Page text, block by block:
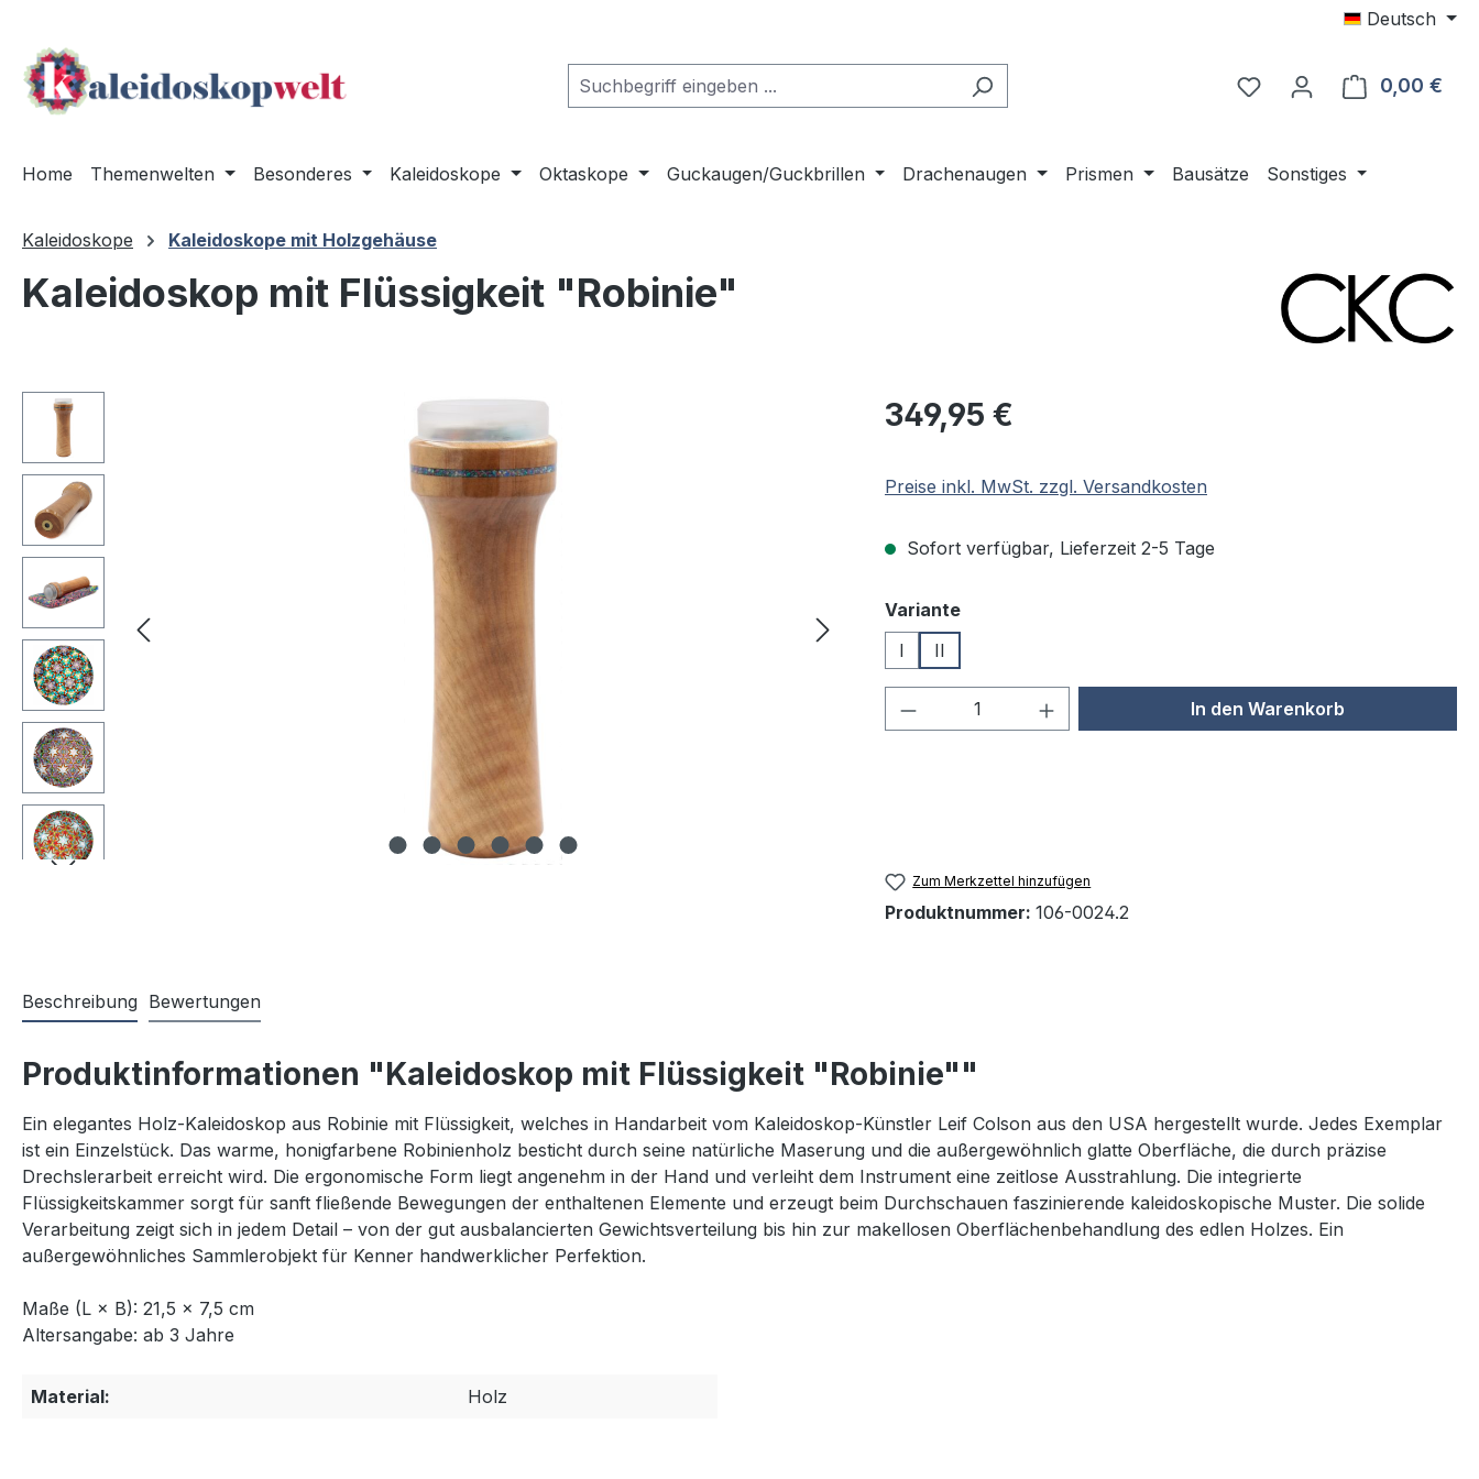
Deutsch
0,00 €
Home Themenwelten Besonderes Kaleidoskope Oktaskope Guckaugen/Guckbrillen Drachenaugen Prismen Bausätze Sonstiges
Kaleidoskope Kaleidoskope mit Holzgehäuse
Kaleidoskop mit Flüssigkeit "Robinie"
Bildergalerie überspringen Regulärer Preis:
349,95 €
Preise inkl. MwSt. zzgl. Versandkosten
Sofort verfügbar, Lieferzeit 2-5 Tage
Varianteauswählen
I
II
Produkt Anzahl: Gib den gewünschten Wert
In den Warenkorb
Zum Merkzettel hinzufügen
Produktnummer: 106-0024.2
Beschreibung Bewertungen
Produktinformationen "Kaleidoskop mit Flüssigkeit "Robinie""
Ein elegantes Holz-Kaleidoskop aus Robinie mit Flüssigkeit, welches in Handarbeit vom Kaleidoskop-Künstler Leif Colson aus den USA hergestellt wurde. Jedes Exemplar
ist ein Einzelstück. Das warme, honigfarbene Robinienholz besticht durch seine natürliche Maserung und die außergewöhnlich glatte Oberfläche, die durch präzise
Drechslerarbeit erreicht wird. Die ergonomische Form liegt angenehm in der Hand und verleiht dem Instrument eine zeitlose Ausstrahlung. Die integrierte
Flüssigkeitskammer sorgt für sanft fließende Bewegungen der enthaltenen Elemente und erzeugt beim Durchschauen faszinierende kaleidoskopische Muster. Die solide
Verarbeitung zeigt sich in jedem Detail – von der gut ausbalancierten Gewichtsverteilung bis hin zur makellosen Oberflächenbehandlung des edlen Holzes. Ein
außergewöhnliches Sammlerobjekt für Kenner handwerklicher Perfektion.
Maße (L × B): 21,5 × 7,5 cm
Altersangabe: ab 3 Jahre
Material: Holz